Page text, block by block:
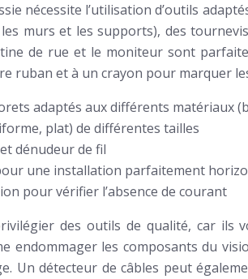
nécessite l’utilisation d’outils
murs et les supports), des
de rue et le moniteur sont
ruban et à un crayon pour marquer
adaptés aux différents matériaux
plat) de différentes tailles
dénudeur de fil
une installation parfaitement
pour vérifier l’absence de courant
des outils de qualité, car ils
endommager les composants du
Un détecteur de câbles peut